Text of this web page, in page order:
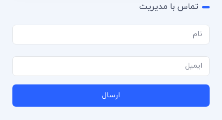
تماس با مدیریت
ارسال